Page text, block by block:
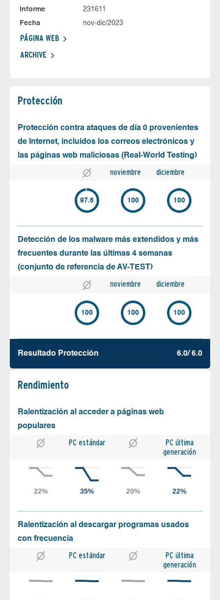
Informe
231611
Fecha
nov-dic/2023
PÁGINA WEB
ARCHIVE
Protección
Protección contra ataques de día 0 provenientes
de Internet, incluidos los correos electrónicos y
las páginas web maliciosas (Real-World Testing)
noviembre diciembre
97.6 100 100
Detección de los malware más extendidos y más
frecuentes durante las últimas 4 semanas
(conjunto de referencia de AV-TEST)
noviembre diciembre
100 100 100
Resultado Protección 6.0/ 6.0
Rendimiento
Ralentización al acceder a páginas web
populares
PC estándar
PC última
generación
Ralentización al descargar programas usados
con frecuencia
PC estándar
PC última
generación